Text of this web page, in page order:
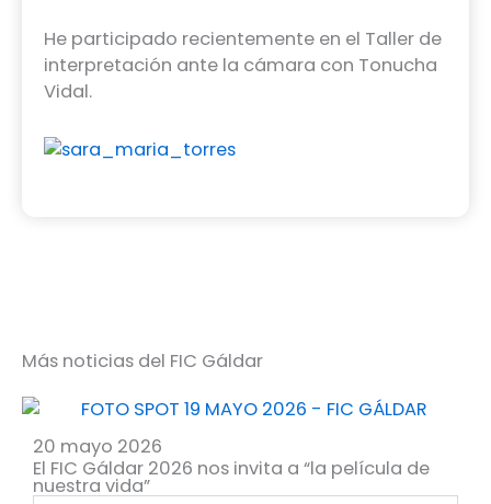
He participado recientemente en el Taller de
interpretación ante la cámara con Tonucha
Vidal.
Más noticias del FIC Gáldar
20 mayo 2026
El FIC Gáldar 2026 nos invita a “la película de
nuestra vida”